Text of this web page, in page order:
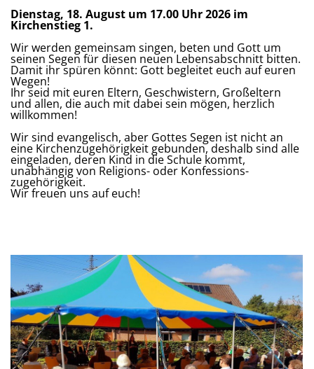
Dienstag, 18. August um 17.00 Uhr 2026 im
Kirchenstieg 1.
Wir werden gemeinsam singen, beten und Gott um
seinen Segen für diesen neuen Lebensabschnitt bitten.
Damit ihr spüren könnt: Gott begleitet euch auf euren
Wegen!
Ihr seid mit euren Eltern, Geschwistern, Großeltern
und allen, die auch mit dabei sein mögen, herzlich
willkommen!
Wir sind evangelisch, aber Gottes Segen ist nicht an
eine Kirchen­zugehörigkeit gebunden, deshalb sind alle
eingeladen, deren Kind in die Schule kommt,
unabhängig von Religions- oder Konfessions­
zugehörigkeit.
Wir freuen uns auf euch!